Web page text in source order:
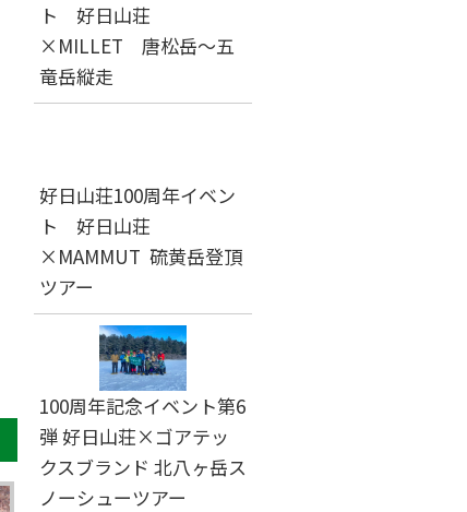
ト 好日山荘
×MILLET 唐松岳～五
竜岳縦走
好日山荘100周年イベン
ト 好日山荘
×MAMMUT 硫黄岳登頂
ツアー
100周年記念イベント第6
弾 好日山荘×ゴアテッ
クスブランド 北八ヶ岳ス
ノーシューツアー